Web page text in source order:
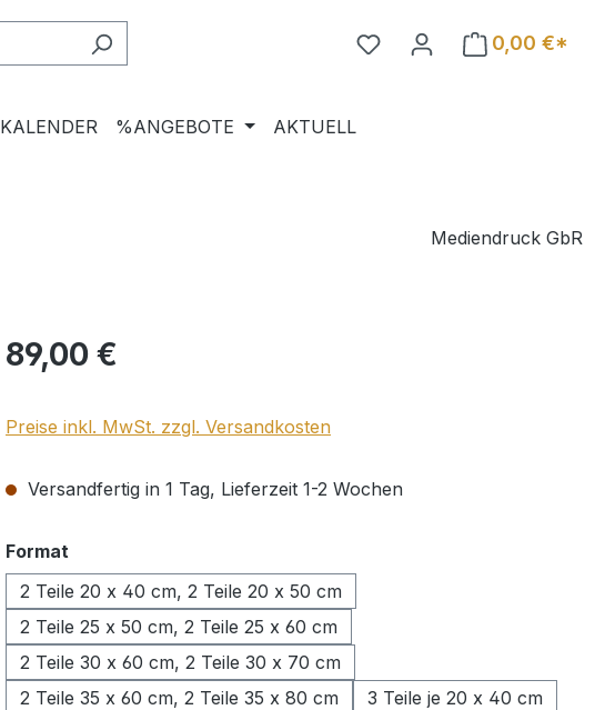
0,00 €*
KALENDER %ANGEBOTE AKTUELL
Mediendruck GbR
Regulärer Preis:
89,00 €
Preise inkl. MwSt. zzgl. Versandkosten
Versandfertig in 1 Tag, Lieferzeit 1-2 Wochen
Format
2 Teile 20 x 40 cm, 2 Teile 20 x 50 cm
2 Teile 25 x 50 cm, 2 Teile 25 x 60 cm
2 Teile 30 x 60 cm, 2 Teile 30 x 70 cm
2 Teile 35 x 60 cm, 2 Teile 35 x 80 cm
3 Teile je 20 x 40 cm